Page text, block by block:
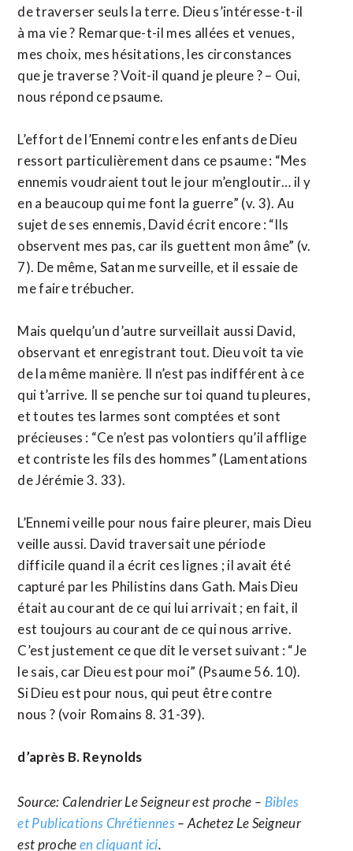
de traverser seuls la terre. Dieu s’intéresse-t-il
à ma vie ? Remarque-t-il mes allées et venues,
mes choix, mes hésitations, les circonstances
que je traverse ? Voit-il quand je pleure ? – Oui,
nous répond ce psaume.
L’effort de l’Ennemi contre les enfants de Dieu
ressort particulièrement dans ce psaume : “Mes
ennemis voudraient tout le jour m’engloutir… il y
en a beaucoup qui me font la guerre” (v. 3). Au
sujet de ses ennemis, David écrit encore : “Ils
observent mes pas, car ils guettent mon âme” (v.
7). De même, Satan me surveille, et il essaie de
me faire trébucher.
Mais quelqu’un d’autre surveillait aussi David,
observant et enregistrant tout. Dieu voit ta vie
de la même manière. Il n’est pas indifférent à ce
qui t’arrive. Il se penche sur toi quand tu pleures,
et toutes tes larmes sont comptées et sont
précieuses : “Ce n’est pas volontiers qu’il afflige
et contriste les fils des hommes” (Lamentations
de Jérémie 3. 33).
L’Ennemi veille pour nous faire pleurer, mais Dieu
veille aussi. David traversait une période
difficile quand il a écrit ces lignes ; il avait été
capturé par les Philistins dans Gath. Mais Dieu
était au courant de ce qui lui arrivait ; en fait, il
est toujours au courant de ce qui nous arrive.
C’est justement ce que dit le verset suivant : “Je
le sais, car Dieu est pour moi” (Psaume 56. 10).
Si Dieu est pour nous, qui peut être contre
nous ? (voir Romains 8. 31-39).
d’après B. Reynolds
Source: Calendrier Le Seigneur est proche – Bibles
et Publications Chrétiennes– Achetez Le Seigneur
est procheen cliquant ici.